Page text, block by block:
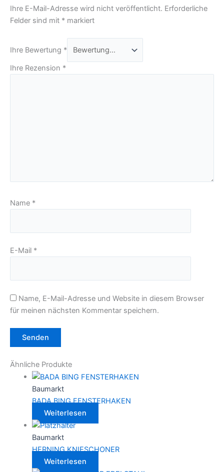
Ihre E-Mail-Adresse wird nicht veröffentlicht. Erforderliche
Felder sind mit * markiert
Ihre Bewertung *
Ihre Rezension *
Name *
E-Mail *
Name, E-Mail-Adresse und Website in diesem Browser
für meinen nächsten Kommentar speichern.
Ähnliche Produkte
Baumarkt
BADA BING FENSTERHAKEN
Weiterlesen
Baumarkt
HERNING KNIESCHONER
Weiterlesen